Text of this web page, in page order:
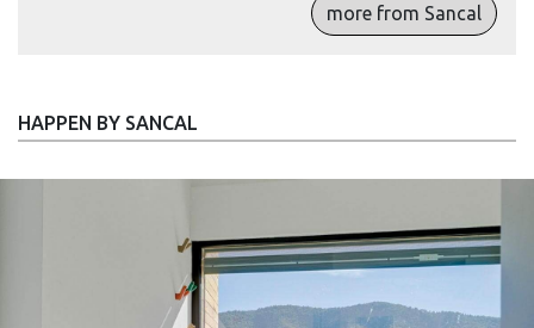
more from Sancal
HAPPEN BY SANCAL